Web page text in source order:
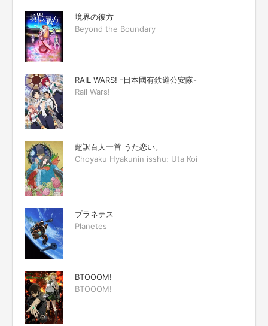
境界の彼方
Beyond the Boundary
RAIL WARS! -日本國有鉄道公安隊-
Rail Wars!
超訳百人一首 うた恋い。
Choyaku Hyakunin isshu: Uta Koi
プラネテス
Planetes
BTOOOM!
BTOOOM!